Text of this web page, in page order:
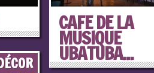
CAFE DE LA
MUSIQUE
UBATUBA...